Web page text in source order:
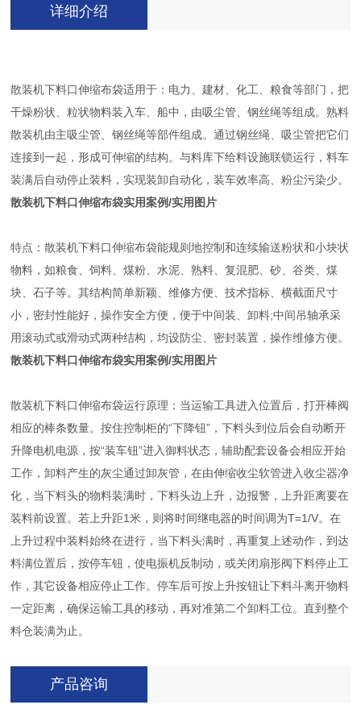
详细介绍
散装机下料口伸缩布袋适用于：电力、建材、化工、粮食等部门，把
干燥粉状、粒状物料装入车、船中，由吸尘管、钢丝绳等组成。熟料
散装机由主吸尘管、钢丝绳等部件组成。通过钢丝绳、吸尘管把它们
连接到一起，形成可伸缩的结构。与料库下给料设施联锁运行，料车
装满后自动停止装料，实现装卸自动化，装车效率高、粉尘污染少。
散装机下料口伸缩布袋实用案例/实用图片
特点：散装机下料口伸缩布袋能规则地控制和连续输送粉状和小块状
物料，如粮食、饲料、煤粉、水泥、熟料、复混肥、砂、谷类、煤
块、石子等。其结构简单新颖、维修方便、技术指标、横截面尺寸
小，密封性能好，操作安全方便，便于中间装、卸料;中间吊轴承采
用滚动式或滑动式两种结构，均设防尘、密封装置，操作维修方便。
散装机下料口伸缩布袋实用案例/实用图片
散装机下料口伸缩布袋运行原理：当运输工具进入位置后，打开棒阀
相应的棒条数量。按住控制柜的“下降钮”，下料头到位后会自动断开
升降电机电源，按“装车钮”进入御料状态，辅助配套设备会相应开始
工作，卸料产生的灰尘通过卸灰管，在由伸缩收尘软管进入收尘器净
化，当下料头的物料装满时，下料头边上升，边报警，上升距离要在
装料前设置。若上升距1米，则将时间继电器的时间调为T=1/V。在
上升过程中装料始终在进行，当下料头满时，再重复上述动作，到达
料满位置后，按停车钮，使电振机反制动，或关闭扇形阀下料停止工
作，其它设备相应停止工作。停车后可按上升按钮让下料斗离开物料
一定距离，确保运输工具的移动，再对准第二个卸料工位。直到整个
料仓装满为止。
产品咨询